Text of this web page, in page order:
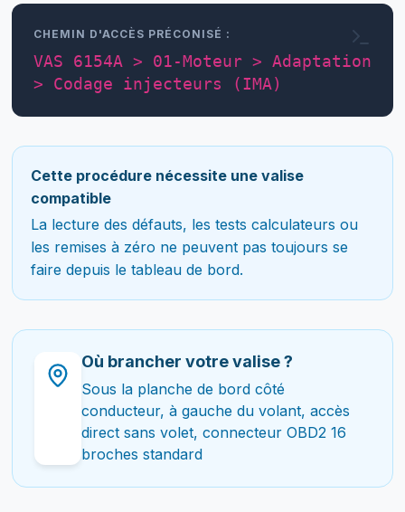
CHEMIN D'ACCÈS PRÉCONISÉ :
VAS 6154A > 01-Moteur > Adaptation
> Codage injecteurs (IMA)
Cette procédure nécessite une valise
compatible
La lecture des défauts, les tests calculateurs ou
les remises à zéro ne peuvent pas toujours se
faire depuis le tableau de bord.
Où brancher votre valise ?
Sous la planche de bord côté
conducteur, à gauche du volant, accès
direct sans volet, connecteur OBD2 16
broches standard